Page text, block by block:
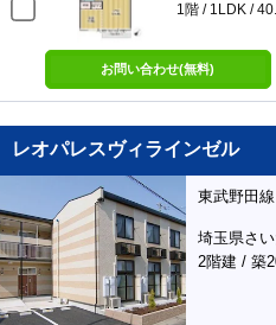
1階 / 1LDK /
お問い合わせ(無料)
レオパレスヴィラインゼル
東武野田
埼玉県さ
2階建 / 築